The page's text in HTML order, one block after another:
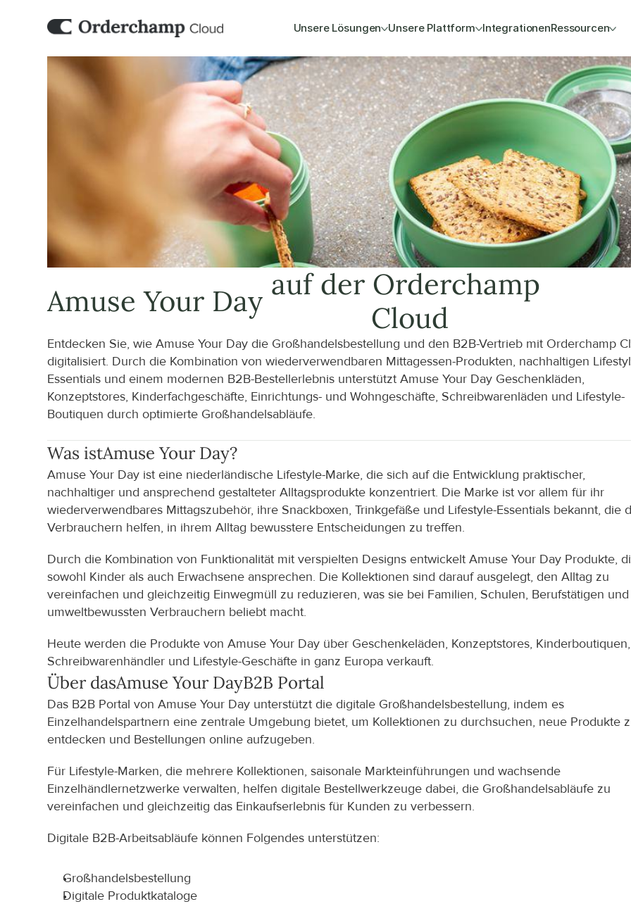
Unsere Lösungen Unsere Plattform IntegrationenRessourcen
Amuse Your Day auf der Orderchamp
Cloud
Entdecken Sie, wie Amuse Your Day die Großhandelsbestellung und den B2B-Vertrieb mit Orderchamp
digitalisiert. Durch die Kombination von wiederverwendbaren Mittagessen-Produkten, nachhaltigen
Essentials und einem modernen B2B-Bestellerlebnis unterstützt Amuse Your Day Geschenkläden,
Konzeptstores, Kinderfachgeschäfte, Einrichtungs- und Wohngeschäfte, Schreibwarenläden und Lifestyle-
Boutiquen durch optimierte Großhandelsabläufe.
Was istAmuse Your Day?
Amuse Your Day ist eine niederländische Lifestyle-Marke, die sich auf die Entwicklung praktischer,
nachhaltiger und ansprechend gestalteter Alltagsprodukte konzentriert. Die Marke ist vor allem für ihr
wiederverwendbares Mittagszubehör, ihre Snackboxen, Trinkgefäße und Lifestyle-Essentials bekannt, die
Verbrauchern helfen, in ihrem Alltag bewusstere Entscheidungen zu treffen.
Durch die Kombination von Funktionalität mit verspielten Designs entwickelt Amuse Your Day Produkte,
sowohl Kinder als auch Erwachsene ansprechen. Die Kollektionen sind darauf ausgelegt, den Alltag zu
vereinfachen und gleichzeitig Einwegmüll zu reduzieren, was sie bei Familien, Schulen, Berufstätigen und
umweltbewussten Verbrauchern beliebt macht.
Heute werden die Produkte von Amuse Your Day über Geschenkeläden, Konzeptstores, Kinderboutiquen,
Schreibwarenhändler und Lifestyle-Geschäfte in ganz Europa verkauft.
Über dasAmuse Your DayB2B Portal
Das B2B Portal von Amuse Your Day unterstützt die digitale Großhandelsbestellung, indem es
Einzelhandelspartnern eine zentrale Umgebung bietet, um Kollektionen zu durchsuchen, neue Produkte
entdecken und Bestellungen online aufzugeben.
Für Lifestyle-Marken, die mehrere Kollektionen, saisonale Markteinführungen und wachsende
Einzelhändlernetzwerke verwalten, helfen digitale Bestellwerkzeuge dabei, die Großhandelsabläufe zu
vereinfachen und gleichzeitig das Einkaufserlebnis für Kunden zu verbessern.
Digitale B2B-Arbeitsabläufe können Folgendes unterstützen:
Großhandelsbestellung
Digitale Produktkataloge